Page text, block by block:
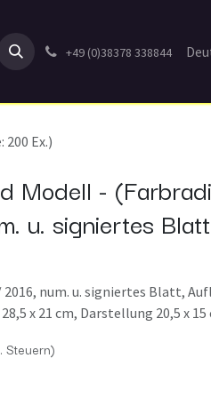
+49 (0)38378 338844
Ex.)
Modell -
u. signiertes
num. u. signiertes Blatt,
x 21 cm, Darstellung 20,5 x 15
Steuern)